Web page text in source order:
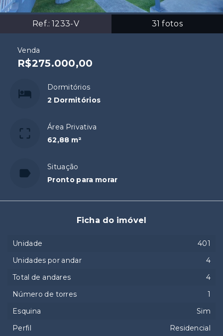
Ref.:1233-V 31 fotos
Venda
R$275.000,00
Dormitórios
2 Dormitórios
Área Privativa
62,88 m²
Situação
Pronto para morar
Ficha do imóvel
Unidade
401
Unidades por andar
4
Total de andares
4
Número de torres
1
Esquina
Sim
Perfil
Residencial